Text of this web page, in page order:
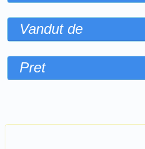
Vandut de
Pret